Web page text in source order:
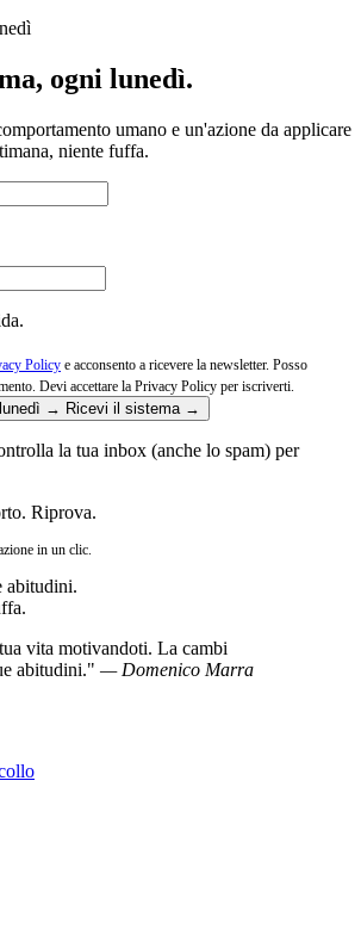
ogni lunedì.
umano e un'azione da applicare
niente fuffa.
Policy e acconsento a ricevere la newsletter. Posso
Devi accettare la Privacy Policy per iscriverti.
→ Ricevi il sistema →
la tua inbox (anche lo spam) per
Riprova.
in un clic.
abitudini.
vita motivandoti. La cambi
abitudini." — Domenico Marra